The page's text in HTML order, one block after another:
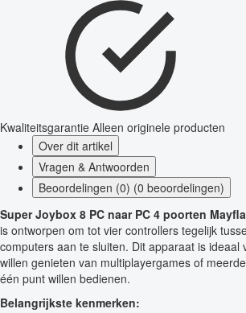
Kwaliteitsgarantie Alleen originele producten
Over dit artikel
Vragen & Antwoorden
Beoordelingen (0) (0 beoordelingen)
Super Joybox 8 PC naar PC 4 poorten
is ontworpen om tot vier controllers tegelijk
computers aan te sluiten. Dit apparaat is ideaal
willen genieten van multiplayergames of
één punt willen bedienen.
Belangrijkste kenmerken: